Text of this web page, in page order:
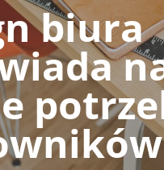
biura